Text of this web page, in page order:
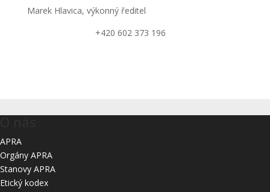
Marek Hlavica, výkonný ředitel
+420 602 373 196
APRA
Orgány APRA
Stanovy APRA
Etický kodex